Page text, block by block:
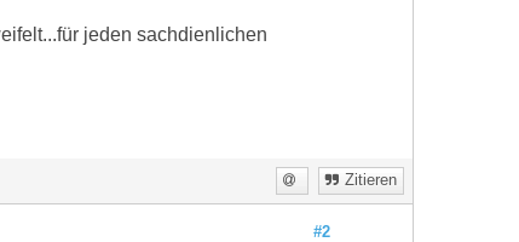
jeden sachdienlichen
Zitieren
#2